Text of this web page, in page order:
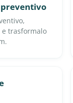
trasformalo